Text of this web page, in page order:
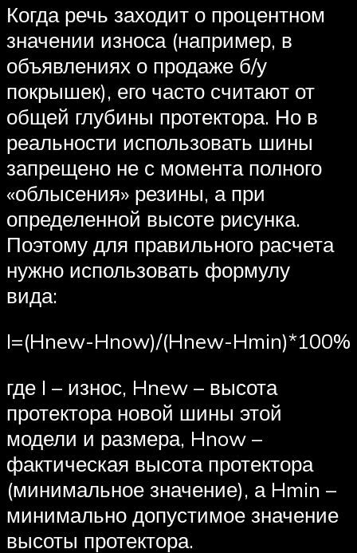
Когда речь заходит о процентном
значении износа (например, в
объявлениях о продаже б/у
покрышек), его часто считают от
общей глубины протектора. Но в
реальности использовать шины
запрещено не с момента полного
«облысения» резины, а при
определенной высоте рисунка.
Поэтому для правильного расчета
нужно использовать формулу
вида:
I=(Hnew-Hnow)/(Hnew-Hmin)*100%
где I – износ, Hnew – высота
протектора новой шины этой
модели и размера, Hnow –
фактическая высота протектора
(минимальное значение), а Hmin –
минимально допустимое значение
высоты протектора.